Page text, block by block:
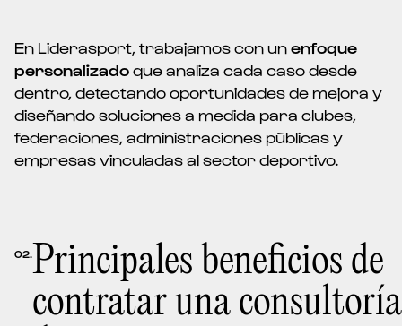
En Liderasport, trabajamos con unenfoque
personalizadoque analiza cada caso desde
dentro, detectando oportunidades de mejora y
diseñando soluciones a medida para clubes,
federaciones, administraciones públicas y
empresas vinculadas al sector deportivo.
02.Principales beneficios de
contratar una consultoría